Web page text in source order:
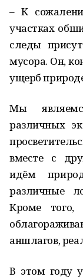
– К
участках
следы
мусора. Он,
ущерб
Мы
различных
вместе с
идём
различные
Кроме того,
аншлагов,
В этом году